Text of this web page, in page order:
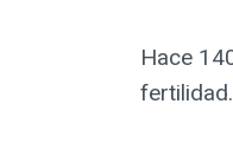
Hace
fertilidad.